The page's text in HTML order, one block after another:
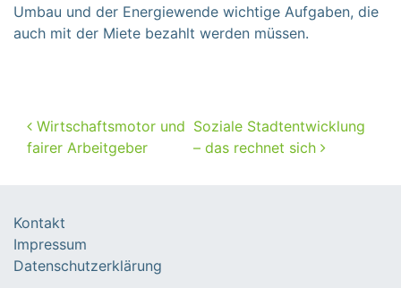
Umbau und der Energiewende wichtige Aufgaben, die
auch mit der Miete bezahlt werden müssen.
Beitragsnavigation
Wirtschaftsmotor und
fairer Arbeitgeber
Soziale Stadtentwicklung
– das rechnet sich
Kontakt
Impressum
Datenschutzerklärung